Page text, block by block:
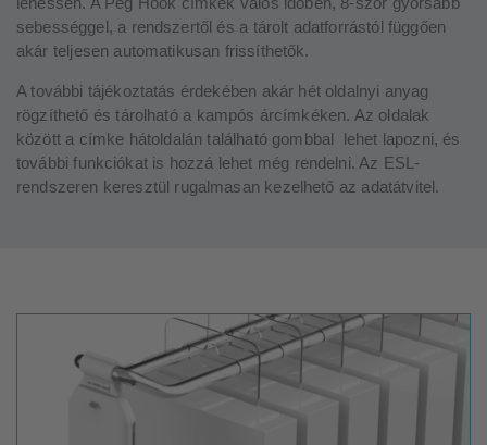
sebességgel, a rendszertől és a tárolt adatforrástól függően
akár teljesen automatikusan frissíthetők.
A további tájékoztatás érdekében akár hét oldalnyi anyag
rögzíthető és tárolható a kampós árcímkéken. Az oldalak
között a címke hátoldalán található gombbal lehet lapozni, és
további funkciókat is hozzá lehet még rendelni. Az ESL-
rendszeren keresztül rugalmasan kezelhető az adatátvitel.